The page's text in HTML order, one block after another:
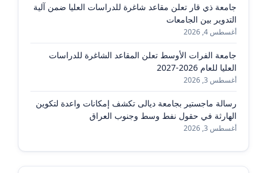
جامعة ذي قار تعلن مقاعد شاغرة للدراسات العليا ضمن آلية
التدوير بين الجامعات
أغسطس 4, 2026
جامعة الفرات الأوسط تعلن المقاعد الشاغرة للدراسات
العليا للعام 2026-2027
أغسطس 3, 2026
رسالة ماجستير بجامعة ديالى تكشف إمكانات واعدة لتكوين
الهارثة في حقول نفط وسط وجنوب العراق
أغسطس 3, 2026